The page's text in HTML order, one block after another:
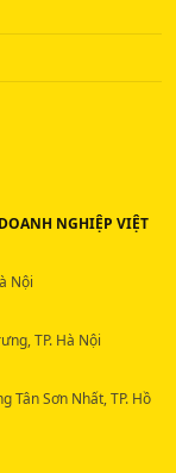
NGHIỆP VIỆT
Nội
TP. Hà Nội
Tân Sơn Nhất, TP. Hồ